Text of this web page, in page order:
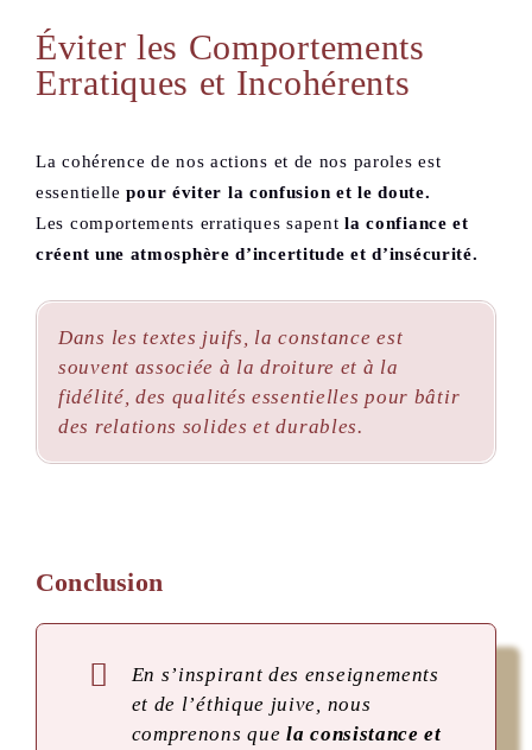
Éviter les Comportements
Erratiques et Incohérents
La cohérence de nos actions et de nos paroles est
essentiellepour éviter la confusion et le doute.
Les comportements erratiques sapent la confiance et
créent une atmosphère d’incertitude et d’insécurité.
Dans les textes juifs, la constance est
souvent associée à la droiture et à la
fidélité, des qualités essentielles pour bâtir
des relations solides et durables.
Conclusion
En s’inspirant des enseignements
et de l’éthique juive, nous
comprenons que la consistance et